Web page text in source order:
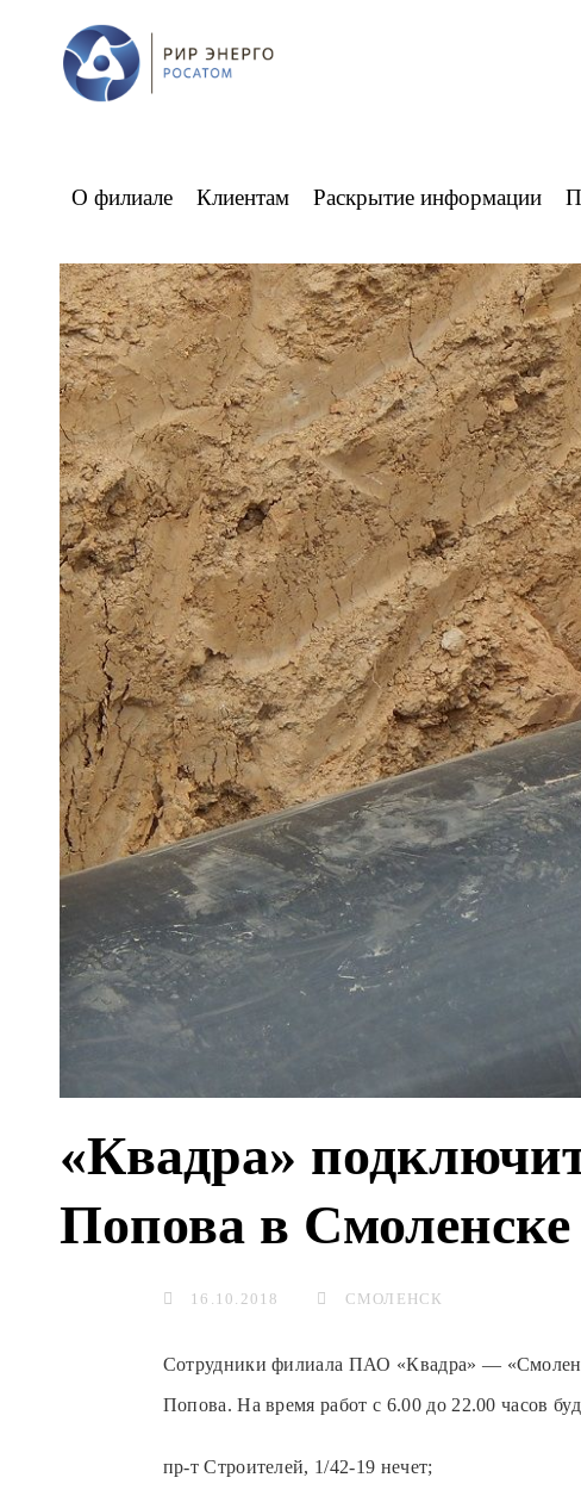
О филиале Клиентам Раскрытие информации
«Квадра»
Попова в Смоленске
16.10.2018 СМОЛЕНСК
Сотрудники филиала ПАО «Квадра» —
Попова. На время работ с 6.00 до 22.00 часов
пр-т Строителей, 1/42-19 нечет;